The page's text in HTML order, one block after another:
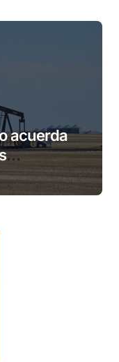
acuerda